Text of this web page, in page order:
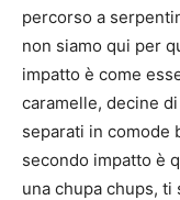
percorso a
non siamo qui per
impatto è come
caramelle, decine
separati in comode
secondo impatto è
una chupa chups, ti